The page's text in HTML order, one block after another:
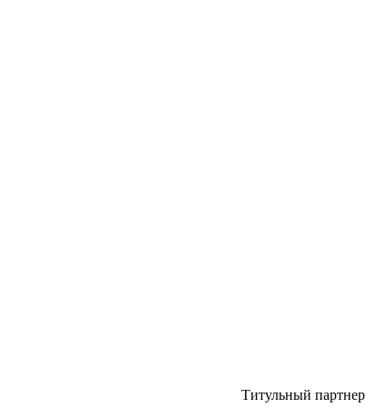
Титульный партнер